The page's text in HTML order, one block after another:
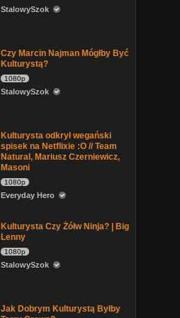
StalowySzok
Czy Marcin Najman Mógłby Być
Kulturystą?
1080p
StalowySzok
Kulturysta odkrył wegański
spisek na Netflixie :O // Team
Natural, Mariusz Czerniewicz,
Masoni
1080p
Everyday Hero
Kulturysta Czy Żółw Ninja? | Big
Lenny
1080p
StalowySzok
Jak Dobrym Kulturystą Byłby